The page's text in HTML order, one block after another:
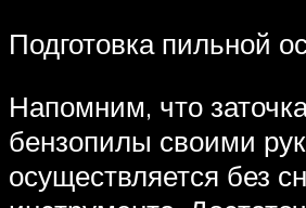
Подготовка пильной
Напомним, что
бензопилы своими
осуществляется без